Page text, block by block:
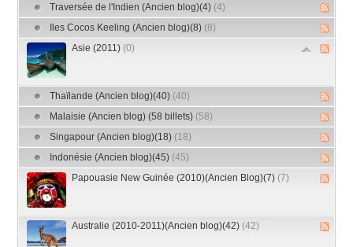
Traversée de l'Indien (Ancien blog)(4) (4)
Iles Cocos Keeling (Ancien blog)(8) (8)
Asie (2011) (0)
Thaïlande (Ancien blog)(40) (40)
Malaisie (Ancien blog) (58 billets) (58)
Singapour (Ancien blog)(18) (18)
Indonésie (Ancien blog)(45) (45)
Papouasie New Guinée (2010)(Ancien Blog)(7) (7)
Australie (2010-2011)(Ancien blog)(42) (42)